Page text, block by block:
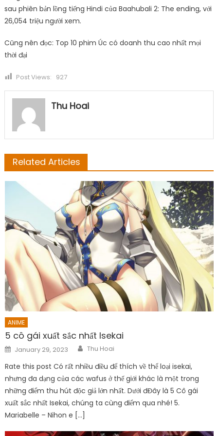
sau phiên bản lồng tiếng Hindi của Baahubali 2: The ending, với
26,054 triệu người xem.
Cũng nên đọc: Top 10 phim Úc có doanh thu cao nhất mọi
thời đại
Post Views: 927
Thu Hoai
Related Articles
ANIME
5 cô gái xuất sắc nhất Isekai
Posted
on
January 29, 2023 Author
Thu Hoai
Rate this post Có rất nhiều điều để thích về thể loại isekai,
nhưng đa dạng của các wafus ở thế giới khác là một trong
những điểm thu hút độc giả lớn nhất. Dưới đĐây là 5 Cô gái
xuất sắc nhất Isekai, chúng ta cùng điểm qua nhé! 5.
Mariabelle – Nihon e […]